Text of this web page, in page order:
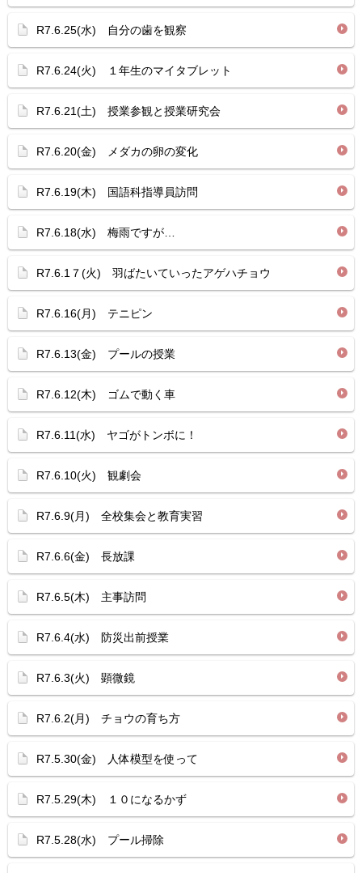
R7.6.25(水) 自分の歯を観察
R7.6.24(火) １年生のマイタブレット
R7.6.21(土) 授業参観と授業研究会
R7.6.20(金) メダカの卵の変化
R7.6.19(木) 国語科指導員訪問
R7.6.18(水) 梅雨ですが…
R7.6.1７(火) 羽ばたいていったアゲハチョウ
R7.6.16(月) テニピン
R7.6.13(金) プールの授業
R7.6.12(木) ゴムで動く車
R7.6.11(水) ヤゴがトンボに！
R7.6.10(火) 観劇会
R7.6.9(月) 全校集会と教育実習
R7.6.6(金) 長放課
R7.6.5(木) 主事訪問
R7.6.4(水) 防災出前授業
R7.6.3(火) 顕微鏡
R7.6.2(月) チョウの育ち方
R7.5.30(金) 人体模型を使って
R7.5.29(木) １０になるかず
R7.5.28(水) プール掃除